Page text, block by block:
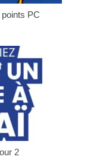
PC
2